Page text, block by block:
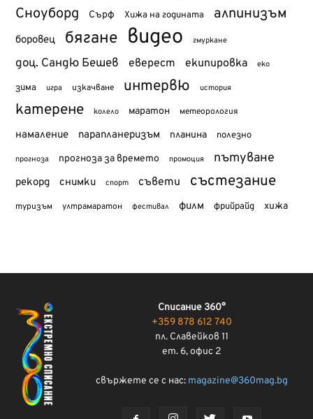
Сноуборд Сърф Хижа на годината алпинизъм
боровец бягане видео гмуркане
доц. Сандю Бешев еверест екипировка еко
зима игра изкачване интервю история
катерене колело маратон метеорология
намаление парапланеризъм планина полезно
прогноза прогноза за времето промоция пътуване
рекорд снимки спорт съвети състезание
туризъм ултрамаратон фестивал филм фрийрайд хижа
Списание 360°
+359 878 612 740
пл. Славейков 11
ет. 6, офис 2
свържете се с нас: magazine@360mag.bg